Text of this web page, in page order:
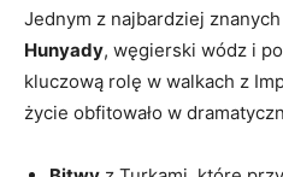
Jednym z najbardziej znanych
Hunyady, węgierski wódz i
kluczową rolę w walkach z
życie obfitowało w